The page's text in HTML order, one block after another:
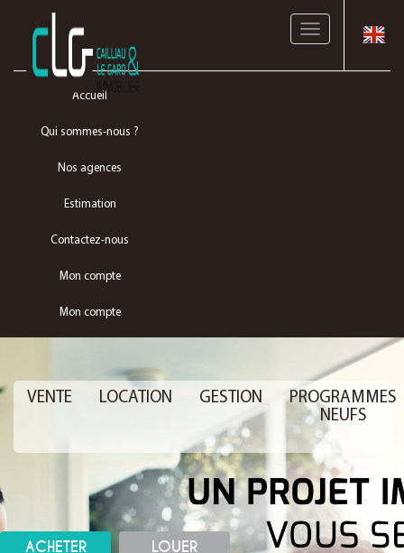
Toggle
Accueil
Qui sommes-nous ?
Nos agences
Estimation
Contactez-nous
Mon compte
Mon compte
VENTE LOCATION GESTION
PROGRAMMES
NEUFS
ACHETER LOUER